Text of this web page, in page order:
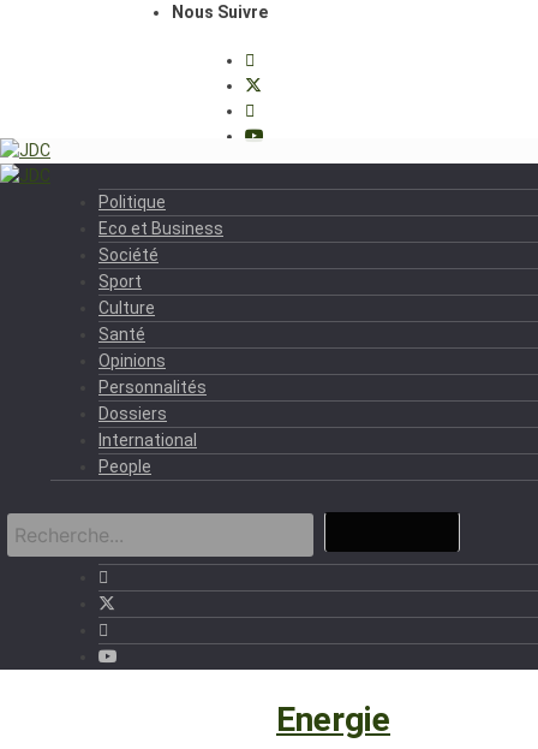
Nous Suivre
Politique
Eco et Business
Société
Sport
Culture
Santé
Opinions
Personnalités
Dossiers
International
People
Energie